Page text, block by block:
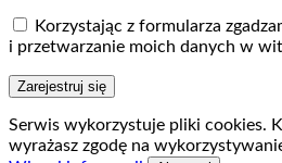
Korzystając z formularza
i przetwarzanie moich danych w
Zarejestruj się
Serwis wykorzystuje pliki cookies.
wyrażasz zgodę na